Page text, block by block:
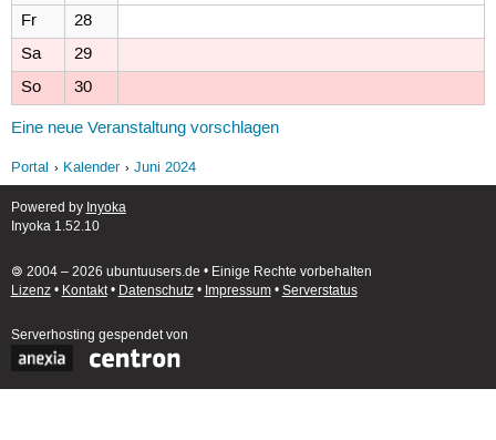
Fr
28
Sa
29
So
30
Eine neue Veranstaltung vorschlagen
Portal Kalender Juni 2024
Powered by Inyoka
Inyoka 1.52.10
🄯 2004 – 2026 ubuntuusers.de • Einige Rechte vorbehalten
Lizenz• Kontakt• Datenschutz• Impressum• Serverstatus
Serverhosting gespendet von